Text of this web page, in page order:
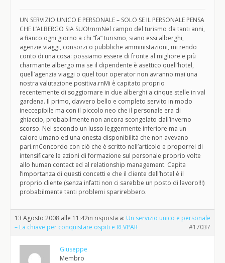
UN SERVIZIO UNICO E PERSONALE – SOLO SE IL PERSONALE PENSA
CHE L’ALBERGO SIA SUO!rnrnNel campo del turismo da tanti anni,
a fianco ogni giorno a chi “fa” turismo, siano essi alberghi,
agenzie viaggi, consorzi o pubbliche amministazioni, mi rendo
conto di una cosa: possiamo essere di fronte al migliore e più
charmante albergo ma se il dipendente è asettico quell’hotel,
quell’agenzia viaggi o quel tour operator non avranno mai una
nostra valutazione positiva.rnMi è capitato proprio
recentemente di soggiornare in due alberghi a cinque stelle in val
gardena. Il primo, davvero bello e completo servito in modo
ineccepibile ma con il piccolo neo che il personale era di
ghiaccio, probabilmente non ancora scongelato dall’inverno
scorso. Nel secondo un lusso leggermente inferiore ma un
calore umano ed una onesta disponibilità che non avevano
pari.rnConcordo con ciò che è scritto nell’articolo e proporrei di
intensificare le azioni di formazione sul personale proprio volte
allo human contact ed al relationship management. Capita
l’importanza di questi concetti e che il cliente dell’hotel è il
proprio cliente (senza infatti non ci sarebbe un posto di lavoro!!!)
probabilmente tanti problemi sparirebbero.
13 Agosto 2008 alle 11:42in risposta a: Un servizio unico e personale
– La chiave per conquistare ospiti e REVPAR
#17037
Giuseppe
Membro